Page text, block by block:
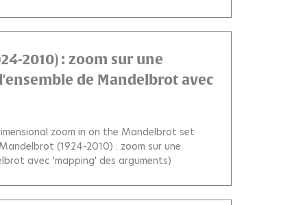
2010) : zoom sur une
de Mandelbrot avec
zoom in on the Mandelbrot set
(1924-2010) : zoom sur une
avec 'mapping' des arguments)